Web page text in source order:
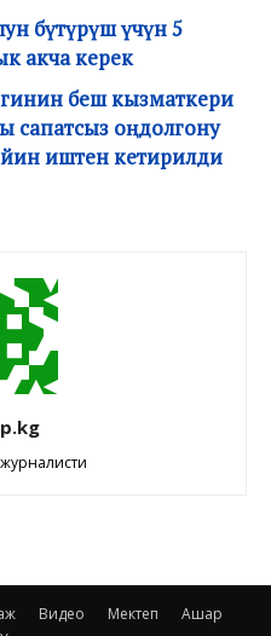
бүтүрүш үчүн 5
акча керек
беш кызматкери
сапатсыз оңдолгону
иштен кетирилди
Видео Мектеп
Ашар